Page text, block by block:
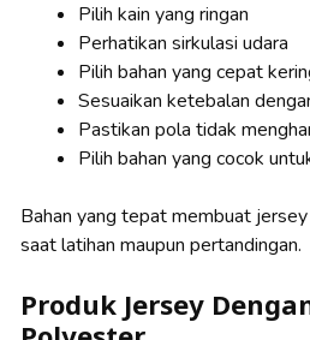
Pilih kain yang ringan
Perhatikan sirkulasi udara
Pilih bahan yang cepat
Sesuaikan ketebalan
Pastikan pola tidak
Pilih bahan yang cocok
Bahan yang tepat membuat
saat latihan maupun pertandingan.
Produk Jersey